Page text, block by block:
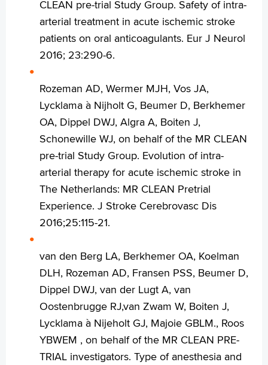
CLEAN pre-trial Study Group. Safety of intra-
arterial treatment in acute ischemic stroke
patients on oral anticoagulants. Eur J Neurol
2016; 23:290-6.
Rozeman AD, Wermer MJH, Vos JA,
Lycklama à Nijholt G, Beumer D, Berkhemer
OA, Dippel DWJ, Algra A, Boiten J,
Schonewille WJ, on behalf of the MR CLEAN
pre-trial Study Group. Evolution of intra-
arterial therapy for acute ischemic stroke in
The Netherlands: MR CLEAN Pretrial
Experience. J Stroke Cerebrovasc Dis
2016;25:115-21.
van den Berg LA, Berkhemer OA, Koelman
DLH, Rozeman AD, Fransen PSS, Beumer D,
Dippel DWJ, van der Lugt A, van
Oostenbrugge RJ,van Zwam W, Boiten J,
Lycklama à Nijeholt GJ, Majoie GBLM., Roos
YBWEM , on behalf of the MR CLEAN PRE-
TRIAL investigators. Type of anesthesia and